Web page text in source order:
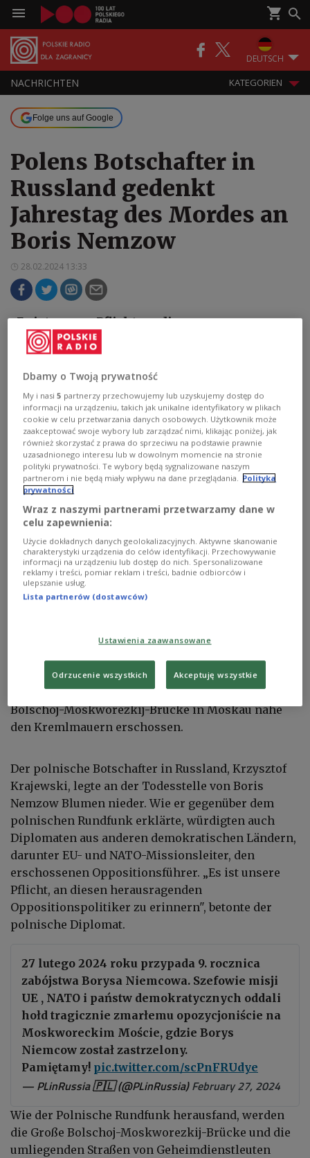
DEUTSCH
NACHRICHTEN KATEGORIEN
Folge uns auf Google
Polens Botschafter in
Russland gedenkt
Jahrestag des Mordes an
Boris Nemzow
28.02.2024 13:33
„Es ist unsere Pflicht, an diesen
herausragenden Oppositionspolitiker zu
erinnern", betonte der polnische Diplomat.
Rosjanie upamiętniają zabójstwo Borysa Niemcowa Maciej Jastrzębski
Wie der Polnische Rundfunk herausfand, werde der
einstige Tatort von Geheimdienstleuten überwacht.
führenden Oppositionspolitiker Russlands, Boris
Nemzow, vergangen. Der Gründer der
oppositionellen Nationalen Freiheitspartei wurde
am 27. Februar 2015 vor Mitternacht auf der
Bolschoj-Moskworezkij-Brücke in Moskau nahe
den Kremlmauern erschossen.
Der polnische Botschafter in Russland, Krzysztof
Krajewski, legte an der Todesstelle von Boris
Nemzow Blumen nieder. Wie er gegenüber dem
polnischen Rundfunk erklärte, würdigten auch
Diplomaten aus anderen demokratischen Ländern,
darunter EU- und NATO-Missionsleiter, den
erschossenen Oppositionsführer. „Es ist unsere
Pflicht, an diesen herausragenden
Oppositionspolitiker zu erinnern", betonte der
polnische Diplomat.
27 lutego 2024 roku przypada 9. rocznica
zabójstwa Borysa Niemcowa. Szefowie misji
UE , NATO i państw demokratycznych oddali
hołd tragicznie zmarłemu opozycjoniście na
Moskworeckim Moście, gdzie Borys
Niemcow został zastrzelony.
Pamiętamy! pic.twitter.com/scPnFRUdye
— PLinRussia 🇵🇱 (@PLinRussia)February 27, 2024
Wie der Polnische Rundfunk herausfand, werden
die Große Bolschoj-Moskworezkij-Brücke und die
umliegenden Straßen von Geheimdienstleuten
Dbamy o Twoją prywatność
My i nasi5 partnerzy przechowujemy lub uzyskujemy dostęp do
informacji na urządzeniu, takich jak unikalne identyfikatory w plikach
cookie w celu przetwarzania danych osobowych. Użytkownik może
zaakceptować swoje wybory lub zarządzać nimi, klikając poniżej, jak
również skorzystać z prawa do sprzeciwu na podstawie prawnie
uzasadnionego interesu lub w dowolnym momencie na stronie
polityki prywatności. Te wybory będą sygnalizowane naszym
partnerom i nie będą miały wpływu na dane przeglądania. Polityka
prywatności
Wraz z naszymi partnerami przetwarzamy dane w
celu zapewnienia:
Użycie dokładnych danych geolokalizacyjnych. Aktywne skanowanie
charakterystyki urządzenia do celów identyfikacji. Przechowywanie
informacji na urządzeniu lub dostęp do nich. Spersonalizowane
reklamy i treści, pomiar reklam i treści, badnie odbiorców i
ulepszanie usług.
Lista partnerów (dostawców)
Ustawienia zaawansowane
Odrzucenie wszystkich Akceptuję wszystkie